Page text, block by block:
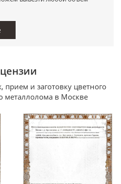
и заготовку цветного
металлолома в Москве